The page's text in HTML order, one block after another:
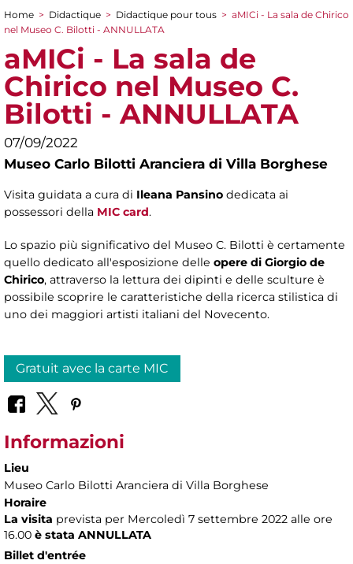
You are here
Home > Didactique > Didactique pour tous > aMICi - La sala de Chirico
nel Museo C. Bilotti - ANNULLATA
aMICi - La sala de
Chirico nel Museo C.
Bilotti - ANNULLATA
07/09/2022
Museo Carlo Bilotti Aranciera di Villa Borghese
Visita guidata a cura di Ileana Pansino dedicata ai
possessori della MIC card.
Lo spazio più significativo del Museo C. Bilotti è certamente
quello dedicato all'esposizione delle opere di Giorgio de
Chirico, attraverso la lettura dei dipinti e delle sculture è
possibile scoprire le caratteristiche della ricerca stilistica di
uno dei maggiori artisti italiani del Novecento.
Gratuit avec la carte MIC
Informazioni
Lieu
Museo Carlo Bilotti Aranciera di Villa Borghese
Horaire
La visita prevista per Mercoledì 7 settembre 2022 alle ore
16.00 è stata ANNULLATA
Billet d'entrée